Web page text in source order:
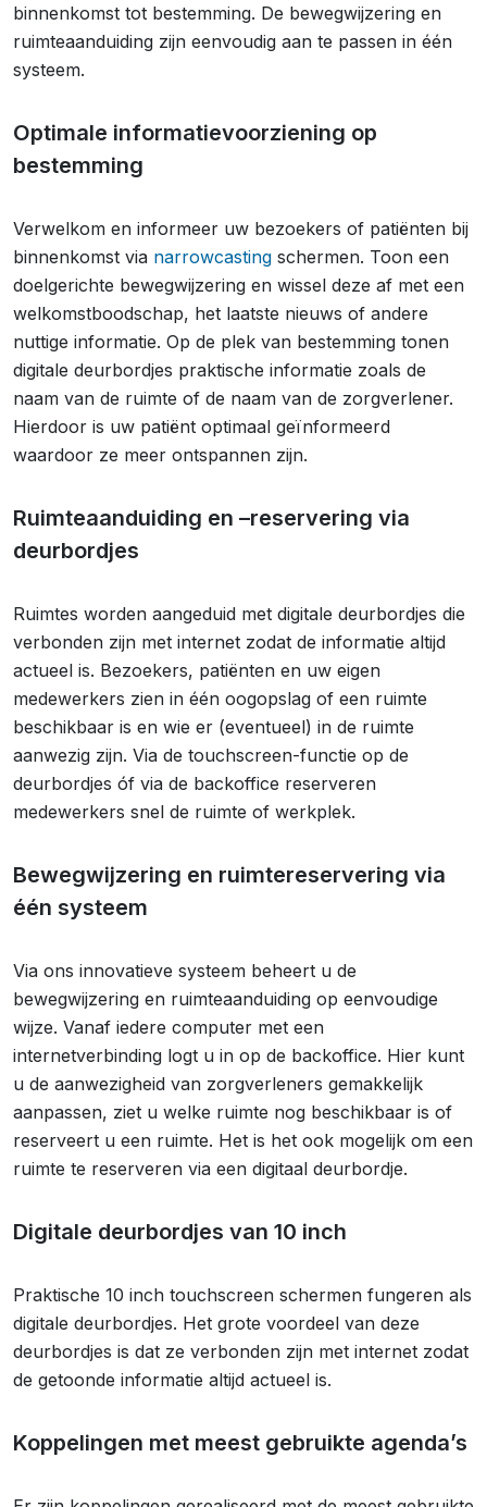
binnenkomst tot bestemming. De bewegwijzering en
ruimteaanduiding zijn eenvoudig aan te passen in één
systeem.
Optimale informatievoorziening op
bestemming
Verwelkom en informeer uw bezoekers of patiënten bij
binnenkomst via narrowcasting schermen. Toon een
doelgerichte bewegwijzering en wissel deze af met een
welkomstboodschap, het laatste nieuws of andere
nuttige informatie. Op de plek van bestemming tonen
digitale deurbordjes praktische informatie zoals de
naam van de ruimte of de naam van de zorgverlener.
Hierdoor is uw patiënt optimaal geïnformeerd
waardoor ze meer ontspannen zijn.
Ruimteaanduiding en –reservering via
deurbordjes
Ruimtes worden aangeduid met digitale deurbordjes die
verbonden zijn met internet zodat de informatie altijd
actueel is. Bezoekers, patiënten en uw eigen
medewerkers zien in één oogopslag of een ruimte
beschikbaar is en wie er (eventueel) in de ruimte
aanwezig zijn. Via de touchscreen-functie op de
deurbordjes óf via de backoffice reserveren
medewerkers snel de ruimte of werkplek.
Bewegwijzering en ruimtereservering via
één systeem
Via ons innovatieve systeem beheert u de
bewegwijzering en ruimteaanduiding op eenvoudige
wijze. Vanaf iedere computer met een
internetverbinding logt u in op de backoffice. Hier kunt
u de aanwezigheid van zorgverleners gemakkelijk
aanpassen, ziet u welke ruimte nog beschikbaar is of
reserveert u een ruimte. Het is het ook mogelijk om een
ruimte te reserveren via een digitaal deurbordje.
Digitale deurbordjes van 10 inch
Praktische 10 inch touchscreen schermen fungeren als
digitale deurbordjes. Het grote voordeel van deze
deurbordjes is dat ze verbonden zijn met internet zodat
de getoonde informatie altijd actueel is.
Koppelingen met meest gebruikte agenda’s